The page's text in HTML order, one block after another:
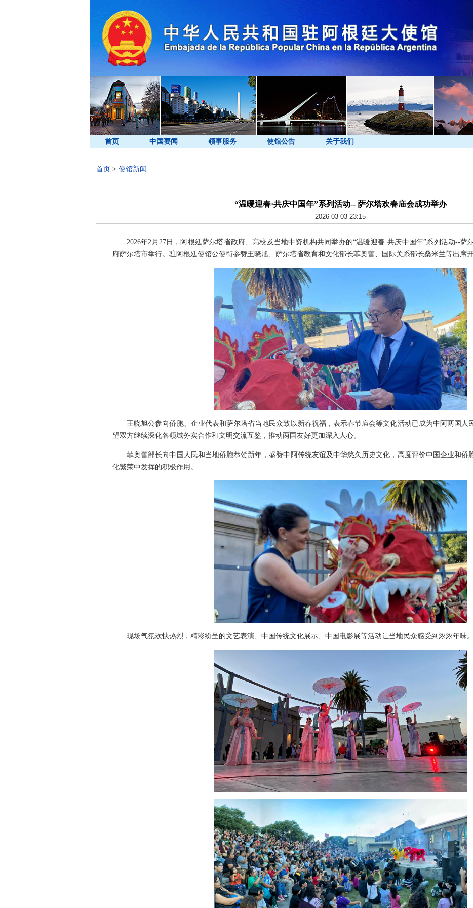
首页 中国要闻 领事服务 使馆公告 关于我们
首页 > 使馆新闻
“温暖迎春·共庆中国年”系列活动-- 萨尔塔欢春庙会成功举办
2026-03-03 23:15
2026年2月27日，阿根廷萨尔塔省政府、高校及当地中资机构共同举办的“温暖迎春·共庆中国年”系列活动--萨
府萨尔塔市举行。驻阿根廷使馆公使衔参赞王晓旭、萨尔塔省教育和文化部长菲奥蕾、国际关系部长桑米兰等出席开
王晓旭公参向侨胞、企业代表和萨尔塔省当地民众致以新春祝福，表示春节庙会等文化活动已成为中阿两国人
望双方继续深化各领域务实合作和文明交流互鉴，推动两国友好更加深入人心。
菲奥蕾部长向中国人民和当地侨胞恭贺新年，盛赞中阿传统友谊及中华悠久历史文化，高度评价中国企业和侨
化繁荣中发挥的积极作用。
现场气氛欢快热烈，精彩纷呈的文艺表演、中国传统文化展示、中国电影展等活动让当地民众感受到浓浓年味。